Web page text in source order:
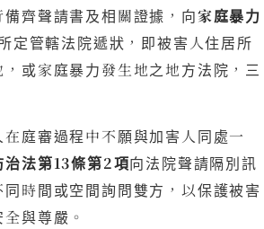
齊聲請書及相關證據，向家庭暴力
定管轄法院遞狀，即被害人住居所
或家庭暴力發生地之地方法院，三
庭審過程中不願與加害人同處一
治法第13條第2項向法院聲請隔別訊
時間或空間詢問雙方，以保護被害
與尊嚴。